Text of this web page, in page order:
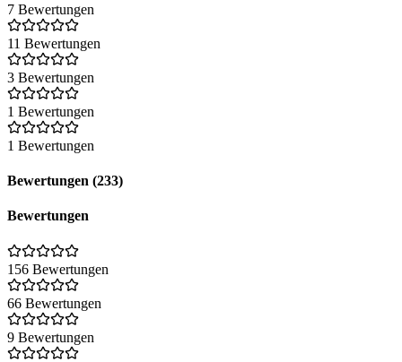
Mit demEDM Google Ads Campaign Generator
Unternehmen professionelle Google Ads Kampagnen in wenigen
Minuten. Die KI analysiert Suchintentionen, generiert thematische
Keyword-Cluster, erstellt Anzeigengruppen sowie Anzeigentexte
und optimiert Kampagnen laufend auf Basis der Performance-
Daten. Dadurch werden Zeitaufwand und Streuverluste reduziert,
während Reichweite und Conversion-Potenzial steigen.
Besondere Vorteile von EDM:
KI-gestützte Kampagnenerstellung und Optimierung
Automatische Keyword-, Anzeigen- und Strukturvorschläge
Keine Setup-Gebühren oder monatlichen Fixkosten
Transparente Abrechnung mit nur 10 % des eingesetzten
Werbebudgets
Direkter Zugriff auf den EDM Campaign Manager inklusive
Reporting und Performance-Prognosen
👉Mehr erfahren:
mit-ki-ohne-fixkosten/
7 Bewertungen
11 Bewertungen
3 Bewertungen
1 Bewertungen
1 Bewertungen
Bewertungen (233)
Bewertungen
156 Bewertungen
66 Bewertungen
9 Bewertungen